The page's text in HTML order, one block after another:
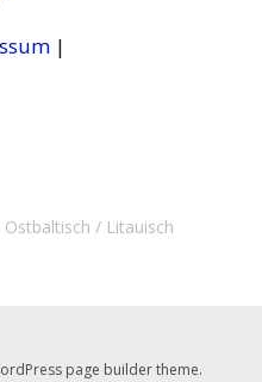
|
Ostbaltisch Litauisch
page builder theme.